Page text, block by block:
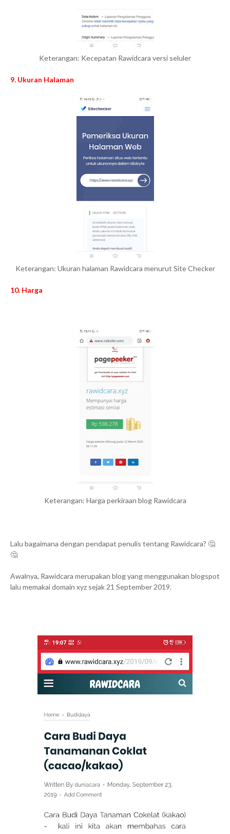
Keterangan: Kecepatan Rawidcara versi seluler
9. Ukuran Halaman
Keterangan: Ukuran halaman Rawidcara menurut Site Checker
10. Harga
Keterangan: Harga perkiraan blog Rawidcara
Lalu bagaimana dengan pendapat penulis tentang Rawidcara? 🤔
🤔
Awalnya, Rawidcara merupakan blog yang menggunakan blogspot
lalu memakai domain xyz sejak 21 September 2019.